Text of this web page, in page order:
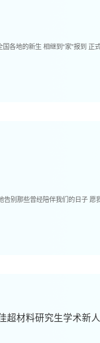
超材料研究生学术新